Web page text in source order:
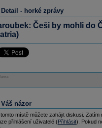
Detail - horké zprávy
Češi by mohli do
Váš názor
tomto místě můžete zahájit diskusi.
přihlášení uživatelé (Přihlásit). Pokud